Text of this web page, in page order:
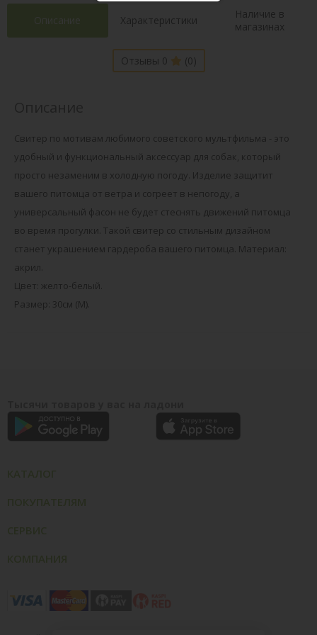
Описание Характеристики
Наличие в
магазинах
Отзывы 0 (0)
Свитер по мотивам любимого советского мультфильма - это
удобный и функциональный аксессуар для собак, который
просто незаменим в холодную погоду. Изделие защитит
вашего питомца от ветра и согреет в непогоду, а
универсальный фасон не будет стеснять движений питомца
во время прогулки. Такой свитер со стильным дизайном
станет украшением гардероба вашего питомца. Материал:
акрил.
Цвет: желто-белый.
Размер: 30см (М).